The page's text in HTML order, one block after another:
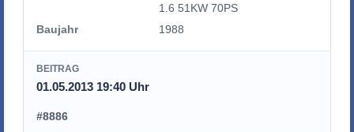
1.6 51KW 70PS
Baujahr
1988
BEITRAG
01.05.2013 19:40 Uhr
#8886